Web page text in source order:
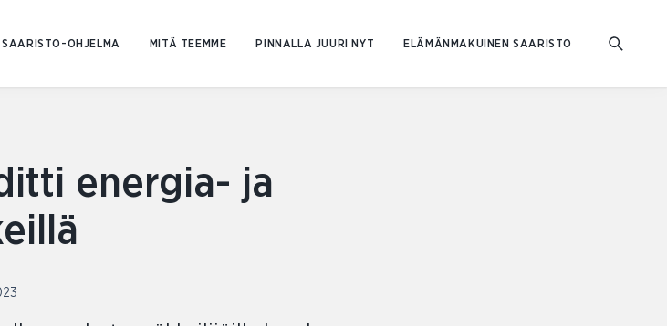
SAARISTO-OHJELMA MITÄ TEEMME PINNALLA JUURI NYT ELÄMÄNMAKUINEN SAARISTO
energia- ja